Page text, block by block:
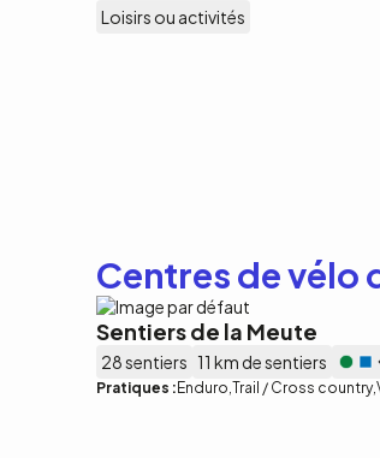
Loisirs ou activités
Centres de vélo
Sentiers de la Meute
28 sentiers 11 km de sentiers
Pratiques : Enduro Trail / Cross country